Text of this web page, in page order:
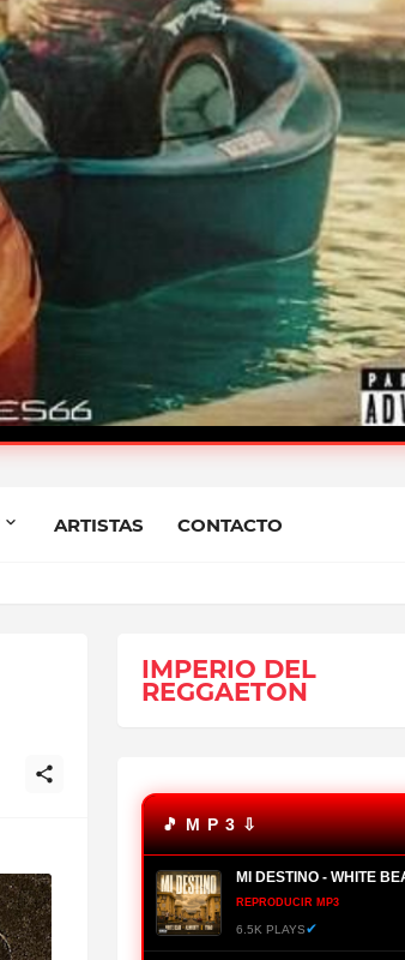
ARTISTAS CONTACTO
IMPERIO DEL
REGGAETON
🎵 M P 3 ⇩
REPRODUCIR MP3
6.5K PLAYS✔